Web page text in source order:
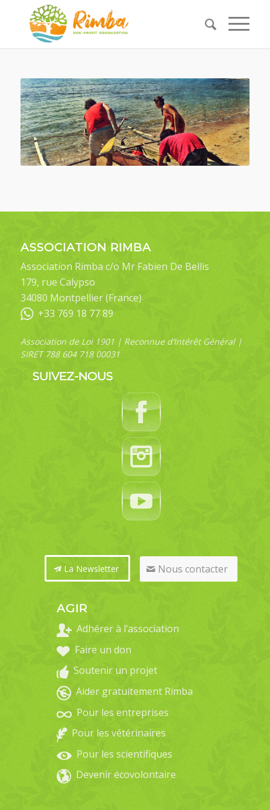
ASSOCIATION RIMBA
Association Rimba c/o Mr Fabien De Bellis
179, rue Calypso
34080 Montpellier (France)
+33 769 18 77 89
Association de Loi 1901 | Reconnue d’Intérêt Général |
SIRET 788 604 718 00031
SUIVEZ-NOUS
La Newsletter Nous contacter
AGIR
Adhérer à l’association
Faire un don
Soutenir un projet
Aider gratuitement Rimba
Pour les entreprises
Pour les vétérinaires
Pour les scientifiques
Devenir écovolontaire